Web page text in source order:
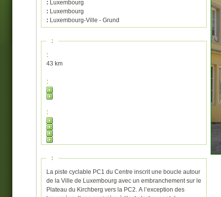
: Luxembourg
: Luxembourg
: Luxembourg-Ville - Grund
:
:
43 km
:
:
:
La piste cyclable PC1 du Centre inscrit une boucle autour
de la Ville de Luxembourg avec un embranchement sur le
Plateau du Kirchberg vers la PC2. A l’exception des